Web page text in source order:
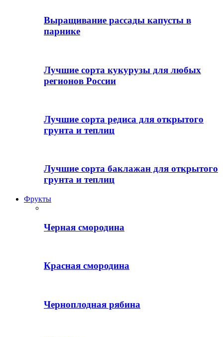
Выращивание рассады капусты в
парнике
Лучшие сорта кукурузы для любых
регионов России
Лучшие сорта редиса для открытого
грунта и теплиц
Лучшие сорта баклажан для открытого
грунта и теплиц
Фрукты
Черная смородина
Красная смородина
Черноплодная рябина